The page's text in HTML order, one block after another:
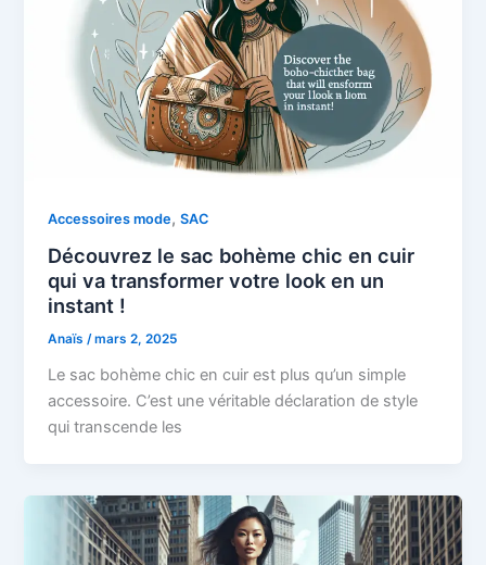
Accessoires mode,SAC
Découvrez le sac bohème chic en cuir
qui va transformer votre look en un
instant !
Anaïs/mars 2, 2025
Le sac bohème chic en cuir est plus qu’un simple
accessoire. C’est une véritable déclaration de style
qui transcende les